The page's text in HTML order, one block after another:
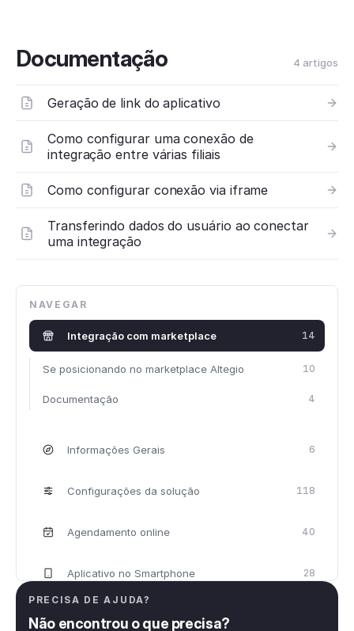
NAVEGAR
Informações Gerais 6
Configurações da solução 118
Agendamento online 40
Aplicativo no Smartphone 28
Integração com marketplace 14
Se posicionando no marketplace Altegio 10
Documentação 4
PRECISA DE AJUDA?
Não encontrou o que precisa?
Documentação 4 artigos
Geração de link do aplicativo
Como configurar uma conexão de
integração entre várias filiais
Como configurar conexão via iframe
Transferindo dados do usuário ao conectar
uma integração